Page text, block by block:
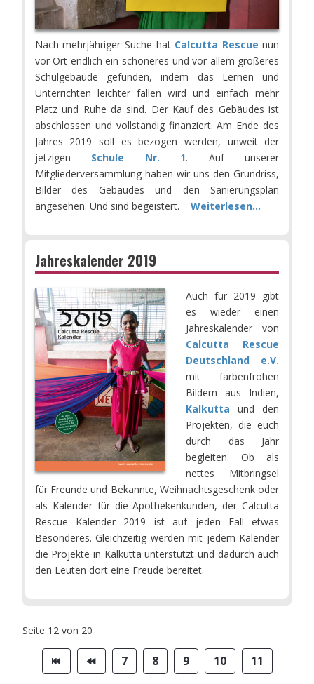
Nach mehrjähriger Suche hat Calcutta Rescue nun
vor Ort endlich ein schöneres und vor allem größeres
Schulgebäude gefunden, indem das Lernen und
Unterrichten leichter fallen wird und einfach mehr
Platz und Ruhe da sind. Der Kauf des Gebäudes ist
abschlossen und vollständig finanziert. Am Ende des
Jahres 2019 soll es bezogen werden, unweit der
jetzigen Schule Nr. 1. Auf unserer
Mitgliederversammlung haben wir uns den Grundriss,
Bilder des Gebäudes und den Sanierungsplan
angesehen. Und sind begeistert. Weiterlesen...
Jahreskalender 2019
Auch für 2019 gibt
es wieder einen
Jahreskalender von
Calcutta Rescue
Deutschland e.V.
mit farbenfrohen
Bildern aus Indien,
Kalkutta und den
Projekten, die euch
durch das Jahr
begleiten. Ob als
nettes Mitbringsel
für Freunde und Bekannte, Weihnachtsgeschenk oder
als Kalender für die Apothekenkunden, der Calcutta
Rescue Kalender 2019 ist auf jeden Fall etwas
Besonderes. Gleichzeitig werden mit jedem Kalender
die Projekte in Kalkutta unterstützt und dadurch auch
den Leuten dort eine Freude bereitet.
Seite 12 von 20
7 8 9 10 11